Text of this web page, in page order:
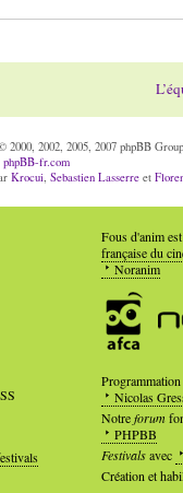
2002, 2005, 2007 phpBB
phpBB-fr.com
Krocui,Sebastien Lasserre et
Fous d'anim
française du
Noranim
Programmation
Nicolas
Notreforum
PHPBB
Festivalsavec
Création et